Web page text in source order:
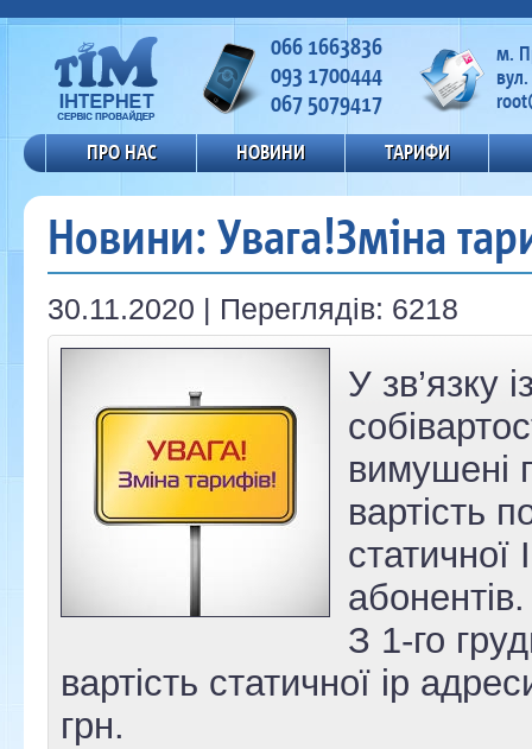
066 1663836
093 1700444
067 5079417
м.
ПРО НАС НОВИНИ ТАРИФИ
Новини: Увага!Зміна
30.11.2020 | Переглядів: 6218
У зв’язку
вимушені
вартість
статичної
абонентів.
З 1-го
вартість статичної ip
грн.